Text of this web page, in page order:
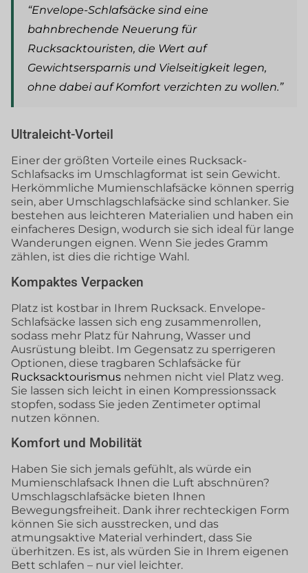
“Envelope-Schlafsäcke sind eine
bahnbrechende Neuerung für
Rucksacktouristen, die Wert auf
Gewichtsersparnis und Vielseitigkeit legen,
ohne dabei auf Komfort verzichten zu wollen.”
Ultraleicht-Vorteil
Einer der größten Vorteile eines Rucksack-
Schlafsacks im Umschlagformat ist sein Gewicht.
Herkömmliche Mumienschlafsäcke können sperrig
sein, aber Umschlagschlafsäcke sind schlanker. Sie
bestehen aus leichteren Materialien und haben ein
einfacheres Design, wodurch sie sich ideal für lange
Wanderungen eignen. Wenn Sie jedes Gramm
zählen, ist dies die richtige Wahl.
Kompaktes Verpacken
Platz ist kostbar in Ihrem Rucksack. Envelope-
Schlafsäcke lassen sich eng zusammenrollen,
sodass mehr Platz für Nahrung, Wasser und
Ausrüstung bleibt. Im Gegensatz zu sperrigeren
Optionen, diese tragbaren Schlafsäcke für
Rucksacktourismus nehmen nicht viel Platz weg.
Sie lassen sich leicht in einen Kompressionssack
stopfen, sodass Sie jeden Zentimeter optimal
nutzen können.
Komfort und Mobilität
Haben Sie sich jemals gefühlt, als würde ein
Mumienschlafsack Ihnen die Luft abschnüren?
Umschlagschlafsäcke bieten Ihnen
Bewegungsfreiheit. Dank ihrer rechteckigen Form
können Sie sich ausstrecken, und das
atmungsaktive Material verhindert, dass Sie
überhitzen. Es ist, als würden Sie in Ihrem eigenen
Bett schlafen – nur viel leichter.